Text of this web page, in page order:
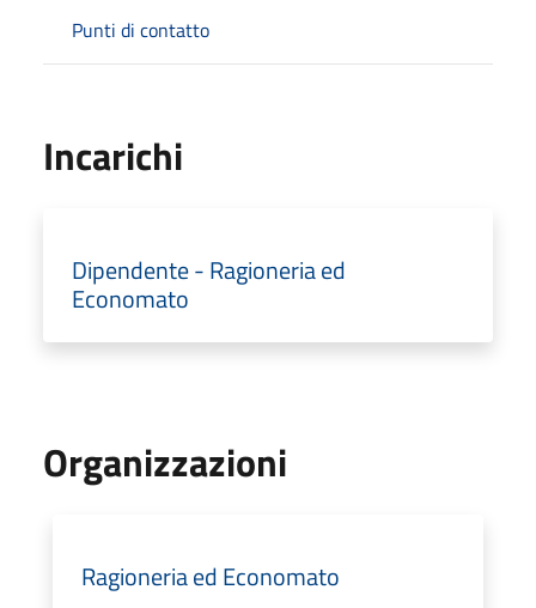
Punti di contatto
Incarichi
Dipendente - Ragioneria ed
Economato
Organizzazioni
Ragioneria ed Economato